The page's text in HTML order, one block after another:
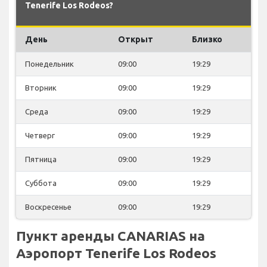
Tenerife Los Rodeos?
День Открыт Близко
Понедельник 09:00 19:29
Вторник 09:00 19:29
Среда 09:00 19:29
Четверг 09:00 19:29
Пятница 09:00 19:29
Суббота 09:00 19:29
Воскресенье 09:00 19:29
Пункт аренды CANARIAS на
Аэропорт Tenerife Los Rodeos